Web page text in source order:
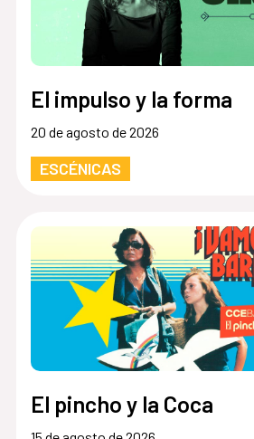
El impulso y la forma
20 de agosto de 2026
ESCÉNICAS
El pincho y la Coca